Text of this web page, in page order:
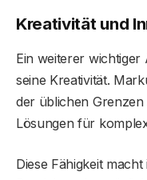
Kreativität und
Ein weiterer wichtiger
seine Kreativität.
der üblichen
Lösungen für
Diese Fähigkeit